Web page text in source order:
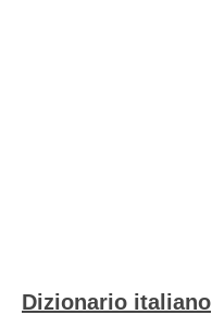
Dizionario italiano